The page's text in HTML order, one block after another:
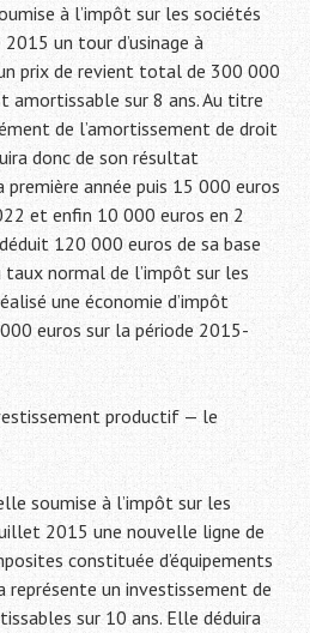
à l’impôt sur les sociétés
un tour d’usinage à
prix de revient total de 300 000
amortissable sur 8 ans. Au titre
de l’amortissement de droit
donc de son résultat
année puis 15 000 euros
et enfin 10 000 euros en 2
120 000 euros de sa base
taux normal de l’impôt sur les
une économie d’impôt
euros sur la période 2015-
productif — le
soumise à l’impôt sur les
2015 une nouvelle ligne de
constituée d’équipements
représente un investissement de
sur 10 ans. Elle déduira